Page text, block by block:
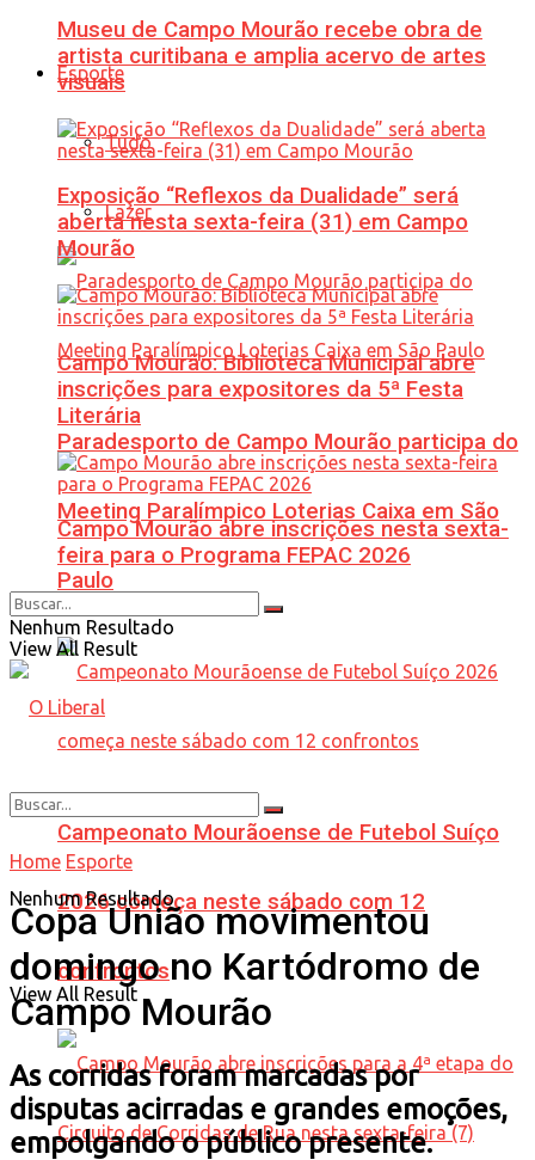
Esporte
Tudo
Lazer
Paradesporto de Campo Mourão participa do
Meeting Paralímpico Loterias Caixa em São
Paulo
Campeonato Mourãoense de Futebol Suíço
2026 começa neste sábado com 12
confrontos
Museu de Campo Mourão recebe obra de
artista curitibana e amplia acervo de artes
visuais
Exposição “Reflexos da Dualidade” será
aberta nesta sexta-feira (31) em Campo
Mourão
Campo Mourão: Biblioteca Municipal abre
inscrições para expositores da 5ª Festa
Literária
Campo Mourão abre inscrições nesta sexta-
feira para o Programa FEPAC 2026
Nenhum Resultado
View All Result
Nenhum Resultado
View All Result
Home Esporte
Copa União movimentou
domingo no Kartódromo de
Campo Mourão
As corridas foram marcadas por
disputas acirradas e grandes emoções,
empolgando o público presente.